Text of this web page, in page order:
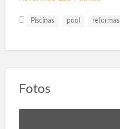
Piscinas pool reformas
Fotos